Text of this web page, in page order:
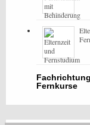
Fernkurse